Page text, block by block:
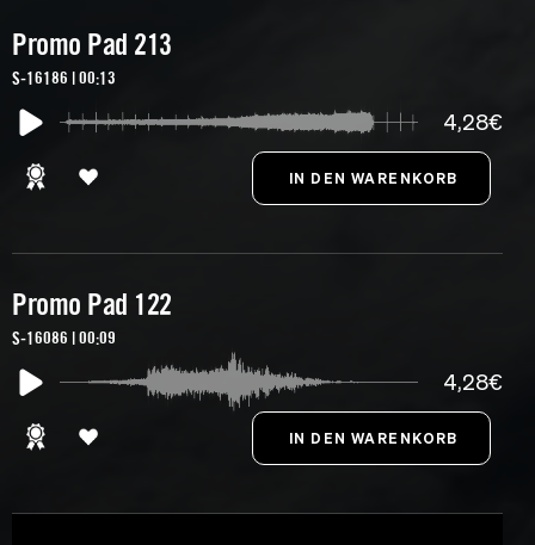
Promo Pad 213
S-16186 | 00:13
4,28€
Promo Pad 122
S-16086 | 00:09
4,28€